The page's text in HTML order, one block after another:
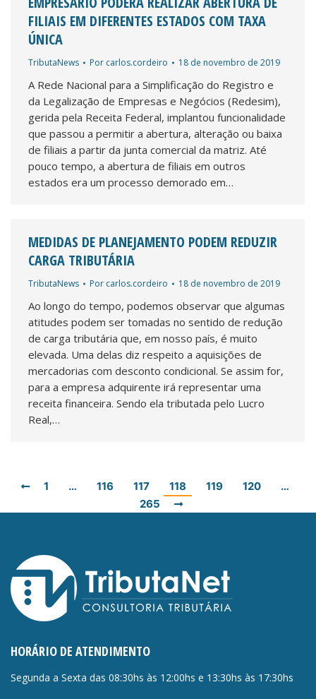
FILIAIS EM DIFERENTES ESTADOS COM TAXA
ÚNICA
TributaNews Por carlos.cordeiro 18 de novembro de 2019
A Rede Nacional para a Simplificação do Registro e
da Legalização de Empresas e Negócios (Redesim),
gerida pela Receita Federal, implantou funcionalidade
que passou a permitir a abertura, alteração ou baixa
de filiais a partir da junta comercial da matriz. Até
pouco tempo, a abertura de filiais em outros
estados era um processo demorado em…
MEDIDAS DE PLANEJAMENTO PODEM REDUZIR
CARGA TRIBUTÁRIA
TributaNews Por carlos.cordeiro 18 de novembro de 2019
Ao longo do tempo, podemos observar que algumas
atitudes podem ser tomadas no sentido de redução
de carga tributária que, em nosso país, é muito
elevada. Uma delas diz respeito a aquisições de
mercadorias com desconto condicional. Se assim for,
para a empresa adquirente irá representar uma
receita financeira. Sendo ela tributada pelo Lucro
Real,…
1 … 116 117 118 119 120
…
265
HORÁRIO DE ATENDIMENTO
Segunda a Sexta das 08:30hs às 12:00hs e 13:30hs às 17:30hs